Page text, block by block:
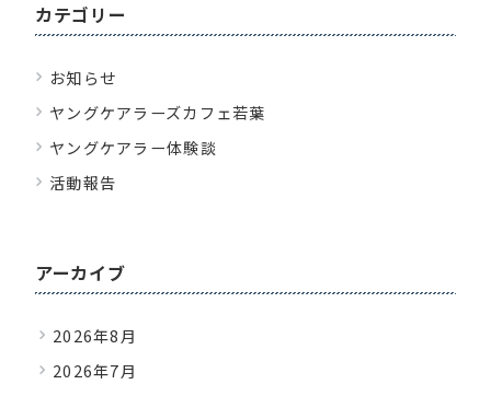
カテゴリー
お知らせ
ヤングケアラーズカフェ若葉
ヤングケアラー体験談
活動報告
アーカイブ
2026年8月
2026年7月